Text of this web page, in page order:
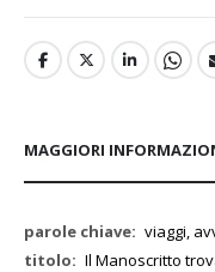
MAGGIORI
Maggiori
Informazioni
viaggi,
Il Manoscritto